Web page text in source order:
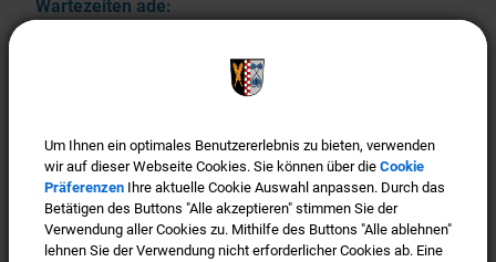
Wartezeiten ade:
Header)! Bürgerfreundlichkeit ist uns wichtig! Um
Gemeinde-Kasse zu vermeiden, bitten wir vor JEDEM
Besuch um Terminvereinbarung. Wir freuen uns, wenn
Sie auch weiterhin eine Maske tragen.
Weiterlesen
Um Ihnen ein optimales Benutzererlebnis zu bieten, verwenden
wir auf dieser Webseite Cookies. Sie können über die Cookie
Präferenzen Ihre aktuelle Cookie Auswahl anpassen. Durch das
Betätigen des Buttons "Alle akzeptieren" stimmen Sie der
Verwendung aller Cookies zu. Mithilfe des Buttons "Alle ablehnen"
lehnen Sie der Verwendung nicht erforderlicher Cookies ab. Eine
Um Ihnen ein optimales Benutzererlebnis zu bieten, verwenden
wir auf dieser Webseite Cookies. Sie können über die Cookie
Präferenzen Ihre aktuelle Cookie Auswahl anpassen. Durch das
Betätigen des Buttons "Alle akzeptieren" stimmen Sie der
Verwendung aller Cookies zu. Mithilfe des Buttons "Alle ablehnen"
lehnen Sie der Verwendung nicht erforderlicher Cookies ab. Eine